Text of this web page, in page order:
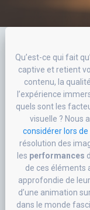
Qu’est-ce qui fait
captive et retient
contenu, la
l’expérience
quels sont les
visuelle ? Nous
considérer lors
résolution des
les performances
de ces éléments
approfondie de
d’une animation
dans le monde